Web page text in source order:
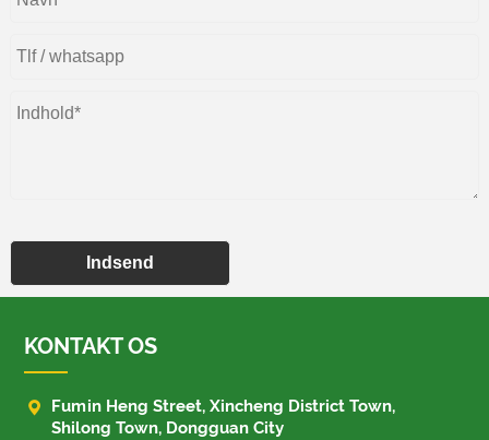
Indsend
KONTAKT OS

Fumin Heng Street, Xincheng District Town,
Shilong Town, Dongguan City